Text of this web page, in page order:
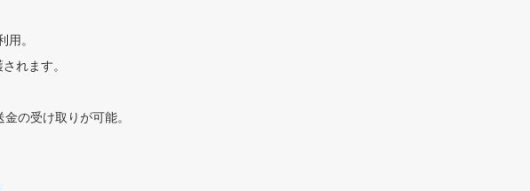
。
れます。
の受け取りが可能。